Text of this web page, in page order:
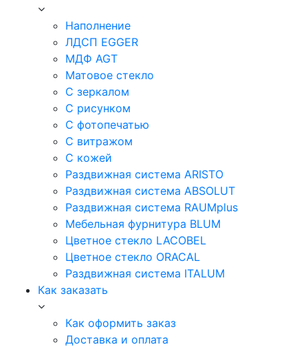
Наполнение
ЛДСП EGGER
МДФ AGT
Матовое стекло
С зеркалом
С рисунком
С фотопечатью
С витражом
С кожей
Раздвижная система ARISTO
Раздвижная система ABSOLUT
Раздвижная система RAUMplus
Мебельная фурнитура BLUM
Цветное стекло LACOBEL
Цветное стекло ORACAL
Раздвижная система ITALUM
Как заказать
Как оформить заказ
Доставка и оплата